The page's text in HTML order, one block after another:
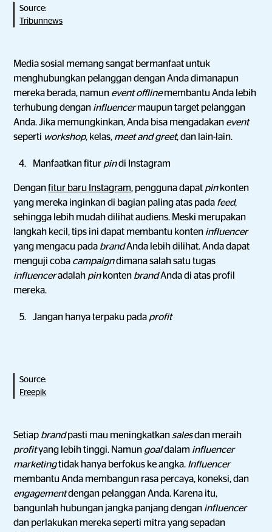
Source:
Tribunnews
Media sosial memang sangat bermanfaat untuk
menghubungkan pelanggan dengan Anda dimanapun
mereka berada, namun event offlinemembantu Anda lebih
terhubung dengan influencermaupun target pelanggan
Anda. Jika memungkinkan, Anda bisa mengadakan event
seperti workshop, kelas, meet and greet, dan lain-lain.
Manfaatkan fitur pindi Instagram
Denganfitur baru Instagram, pengguna dapat pin konten
yang mereka inginkan di bagian paling atas pada feed,
sehingga lebih mudah dilihat audiens. Meski merupakan
langkah kecil, tips ini dapat membantu konten influencer
yang mengacu pada brandAnda lebih dilihat. Anda dapat
menguji coba campaigndimana salah satu tugas
influenceradalah pin konten brandAnda di atas profil
mereka.
Jangan hanya terpaku pada profit
Source:
Freepik
Setiap brandpasti mau meningkatkan salesdan meraih
profityang lebih tinggi. Namun goaldalam influencer
marketingtidak hanya berfokus ke angka. Influencer
membantu Anda membangun rasa percaya, koneksi, dan
engagementdengan pelanggan Anda. Karena itu,
bangunlah hubungan jangka panjang dengan influencer
dan perlakukan mereka seperti mitra yang sepadan